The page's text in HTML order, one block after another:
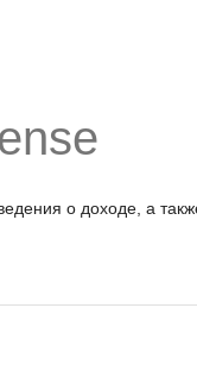
о доходе, а